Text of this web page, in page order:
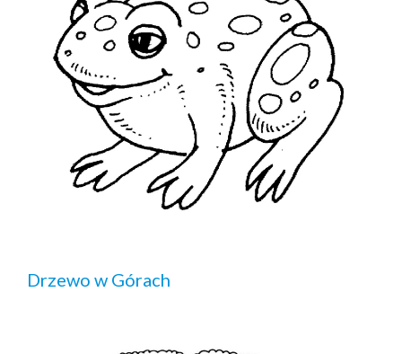
Drzewo w Górach